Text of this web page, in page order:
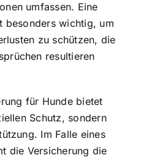
umfassen. Eine
besonders wichtig, um
zu schützen, die
resultieren
für Hunde bietet
Schutz, sondern
Im Falle eines
die Versicherung die